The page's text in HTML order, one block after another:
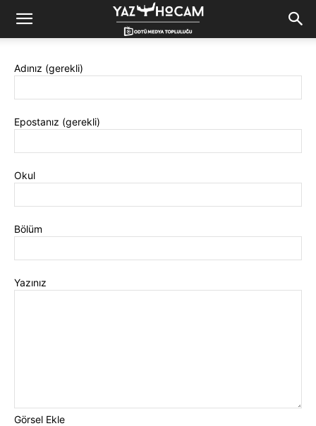
Yaz
Adınız (gerekli)
Epostanız (gerekli)
Okul
Bölüm
Yazınız
Görsel Ekle